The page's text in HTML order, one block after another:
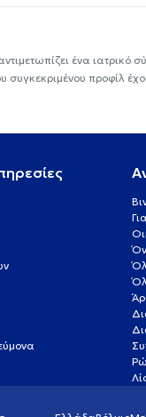
ένα ιατρικό
προφίλ